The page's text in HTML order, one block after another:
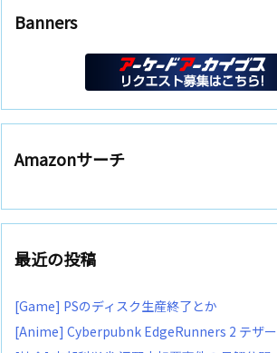
Banners
Amazonサーチ
最近の投稿
[Game] PSのディスク生産終了とか
[Anime] Cyberpubnk EdgeRunners 2 テザー